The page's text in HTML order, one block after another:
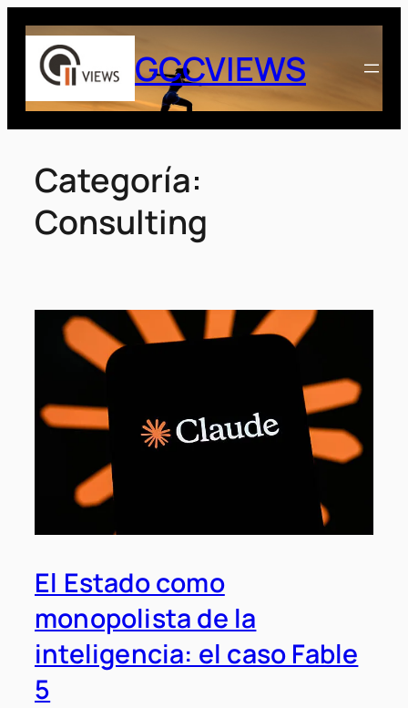
Saltar
contenido
GCCVIEWS
Categoría:
Consulting
El Estado como
monopolista de la
inteligencia: el caso Fable
5